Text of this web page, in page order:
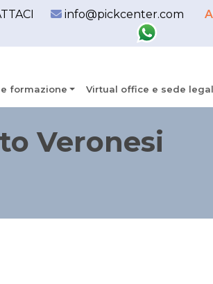
info@pickcenter.com
formazione Virtual office e sede
Veronesi